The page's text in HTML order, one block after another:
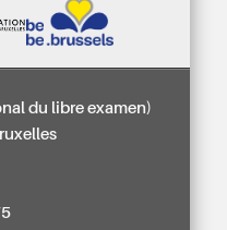
du libre examen)